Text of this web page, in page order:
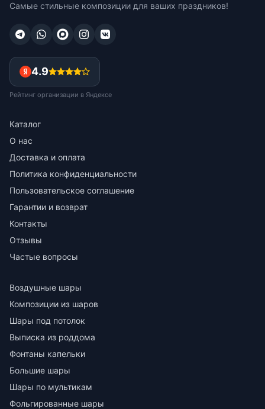
Самые стильные композиции для ваших праздников!
4.9
Рейтинг организации в Яндексе
Каталог
О нас
Доставка и оплата
Политика конфиденциальности
Пользовательское соглашение
Гарантии и возврат
Контакты
Отзывы
Частые вопросы
Воздушные шары
Композиции из шаров
Шары под потолок
Выписка из роддома
Фонтаны капельки
Большие шары
Шары по мультикам
Фольгированные шары